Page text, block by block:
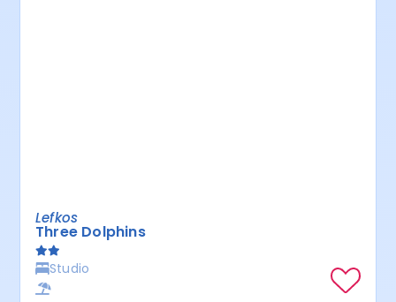
Lefkos
Three Dolphins
Studio